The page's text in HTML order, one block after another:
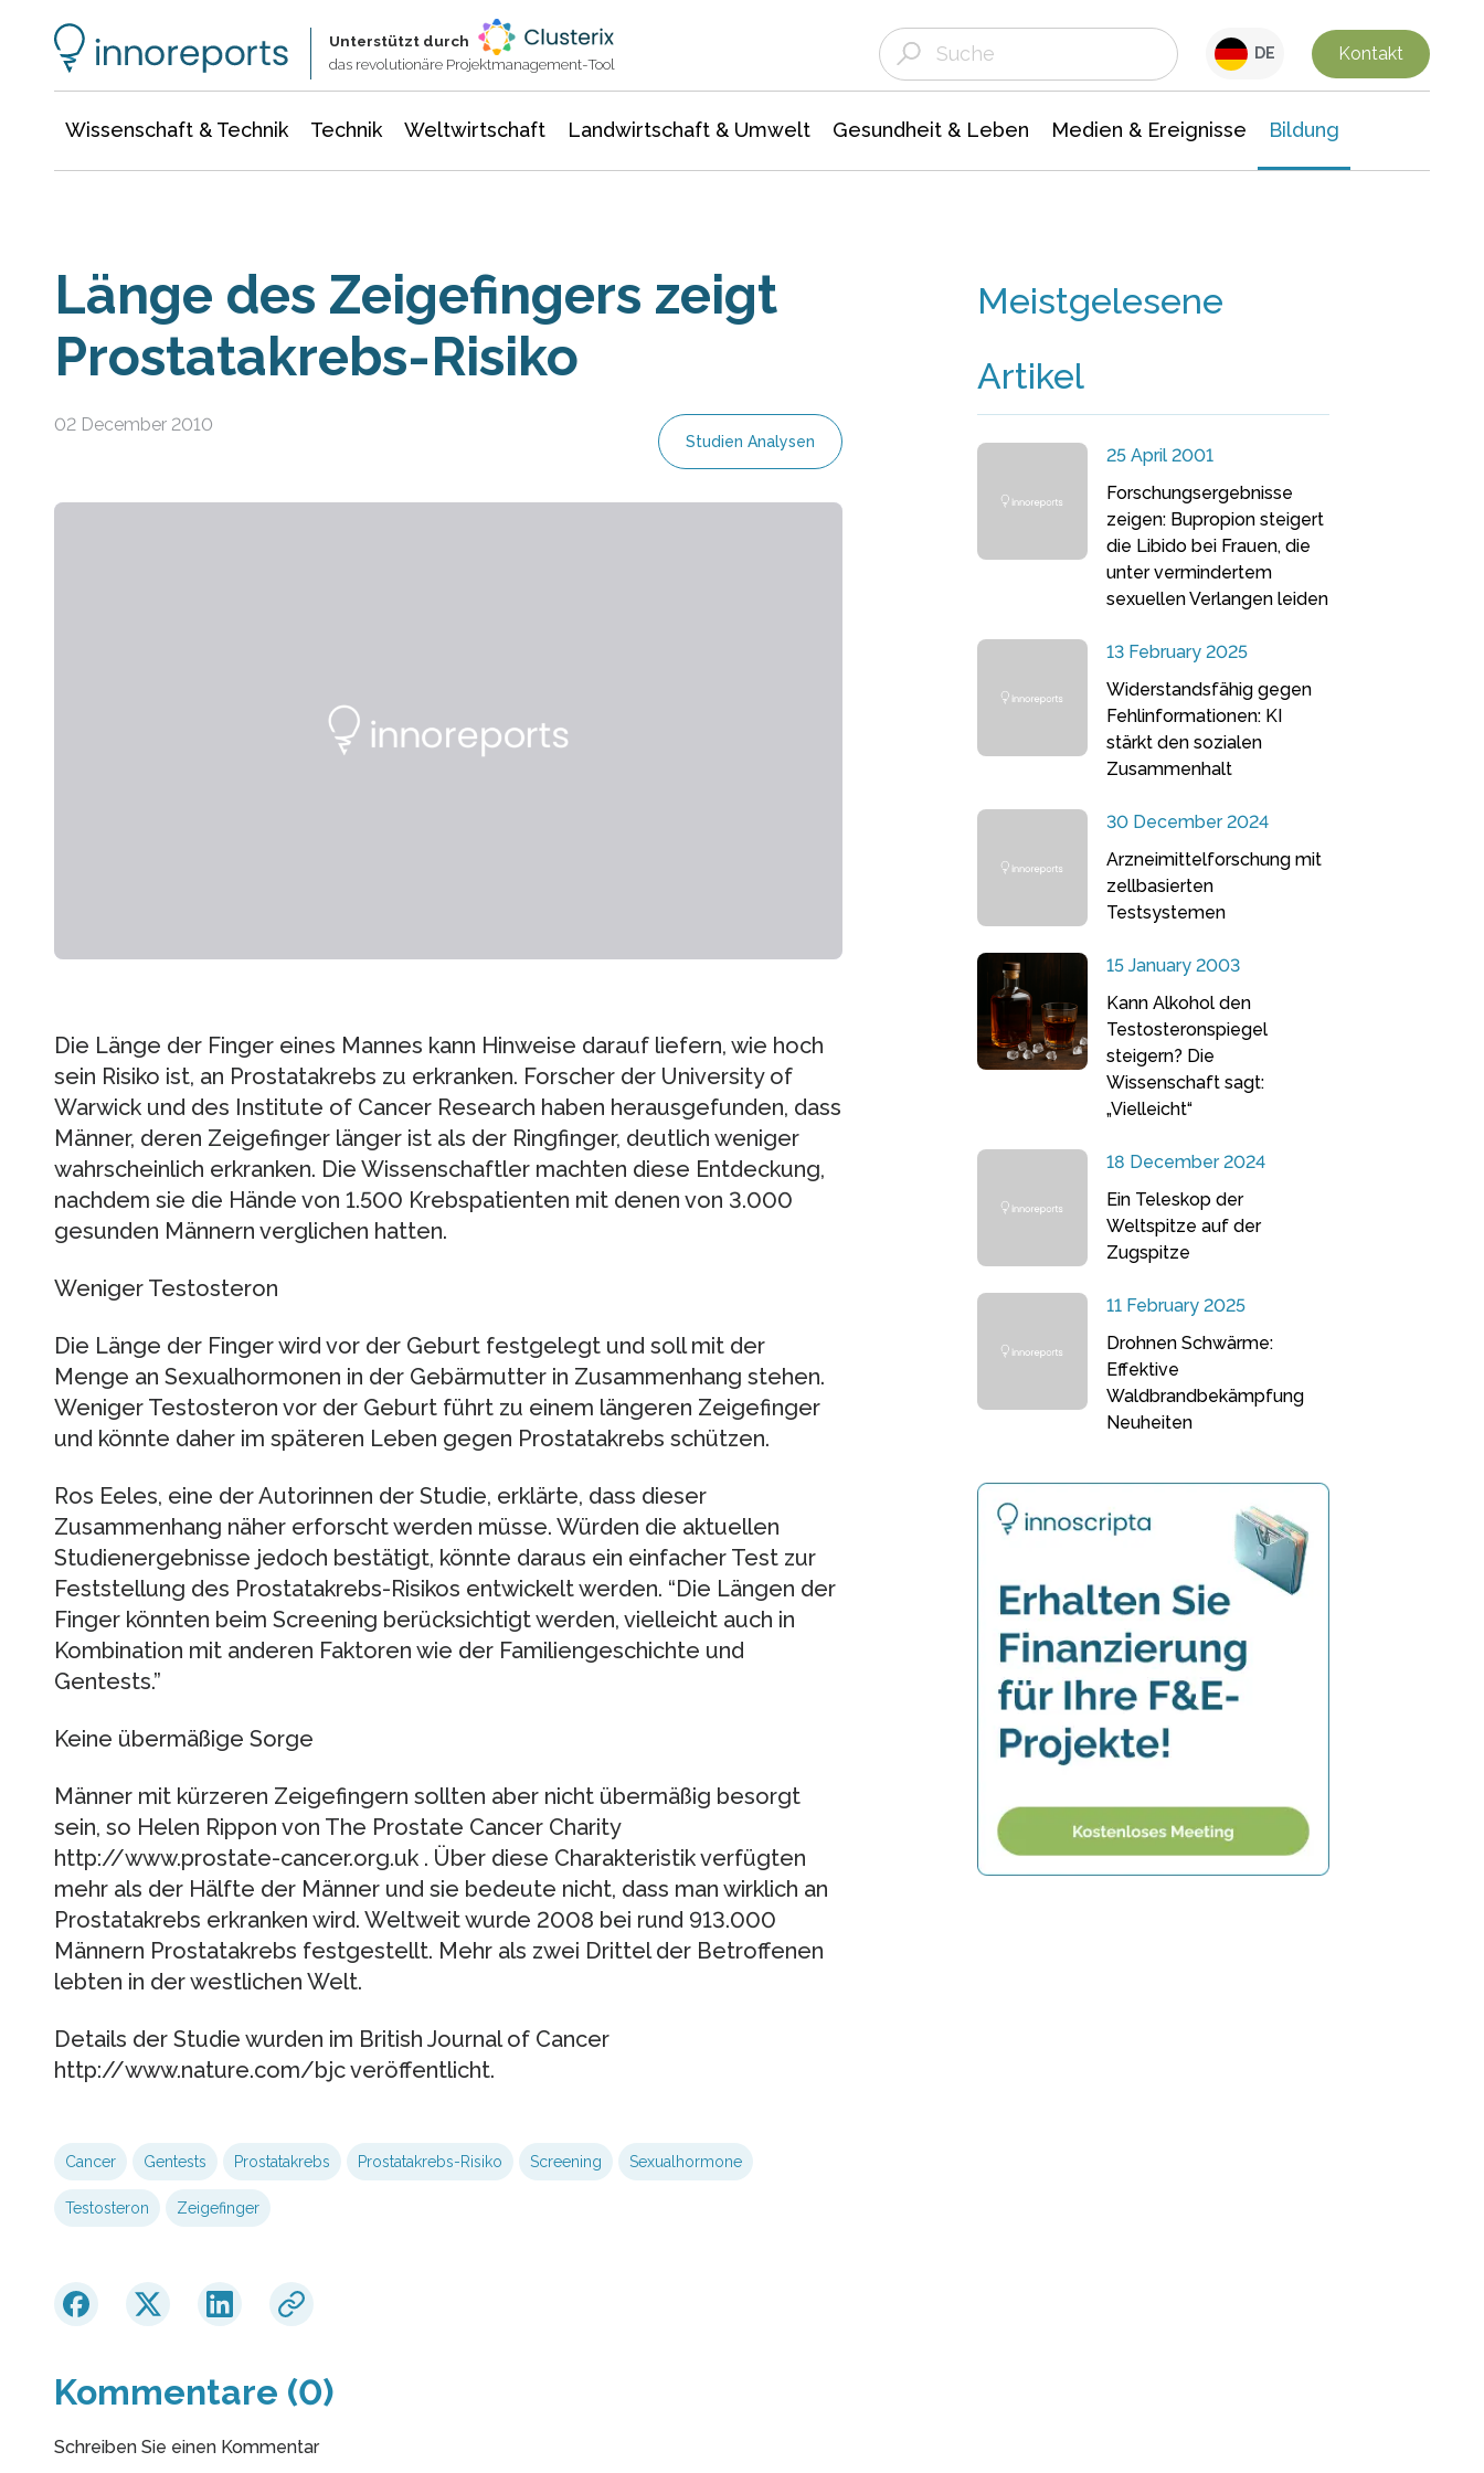
Unterstützt durch
das revolutionäre Projektmanagement-Tool
DE Kontakt
Wissenschaft & Technik Technik Weltwirtschaft Landwirtschaft & Umwelt Gesundheit & Leben Medien & Ereignisse Bildung
Länge des Zeigefingers zeigt
Prostatakrebs-Risiko
02 December 2010
Studien Analysen
Die Länge der Finger eines Mannes kann Hinweise darauf liefern, wie hoch
sein Risiko ist, an Prostatakrebs zu erkranken. Forscher der University of
Warwick und des Institute of Cancer Research haben herausgefunden, dass
Männer, deren Zeigefinger länger ist als der Ringfinger, deutlich weniger
wahrscheinlich erkranken. Die Wissenschaftler machten diese Entdeckung,
nachdem sie die Hände von 1.500 Krebspatienten mit denen von 3.000
gesunden Männern verglichen hatten.
Weniger Testosteron
Die Länge der Finger wird vor der Geburt festgelegt und soll mit der
Menge an Sexualhormonen in der Gebärmutter in Zusammenhang stehen.
Weniger Testosteron vor der Geburt führt zu einem längeren Zeigefinger
und könnte daher im späteren Leben gegen Prostatakrebs schützen.
Ros Eeles, eine der Autorinnen der Studie, erklärte, dass dieser
Zusammenhang näher erforscht werden müsse. Würden die aktuellen
Studienergebnisse jedoch bestätigt, könnte daraus ein einfacher Test zur
Feststellung des Prostatakrebs-Risikos entwickelt werden. “Die Längen der
Finger könnten beim Screening berücksichtigt werden, vielleicht auch in
Kombination mit anderen Faktoren wie der Familiengeschichte und
Gentests.”
Keine übermäßige Sorge
Männer mit kürzeren Zeigefingern sollten aber nicht übermäßig besorgt
sein, so Helen Rippon von The Prostate Cancer Charity
http://www.prostate-cancer.org.uk . Über diese Charakteristik verfügten
mehr als der Hälfte der Männer und sie bedeute nicht, dass man wirklich an
Prostatakrebs erkranken wird. Weltweit wurde 2008 bei rund 913.000
Männern Prostatakrebs festgestellt. Mehr als zwei Drittel der Betroffenen
lebten in der westlichen Welt.
Details der Studie wurden im British Journal of Cancer
http://www.nature.com/bjc veröffentlicht.
Cancer Gentests Prostatakrebs Prostatakrebs-Risiko Screening Sexualhormone
Testosteron Zeigefinger
Kommentare (0)
Schreiben Sie einen Kommentar
Meistgelesene
Artikel
25 April 2001
Forschungsergebnisse
zeigen: Bupropion steigert
die Libido bei Frauen, die
unter vermindertem
sexuellen Verlangen leiden
13 February 2025
Widerstandsfähig gegen
Fehlinformationen: KI
stärkt den sozialen
Zusammenhalt
30 December 2024
Arzneimittelforschung mit
zellbasierten
Testsystemen
15 January 2003
Kann Alkohol den
Testosteronspiegel
steigern? Die
Wissenschaft sagt:
„Vielleicht“
18 December 2024
Ein Teleskop der
Weltspitze auf der
Zugspitze
11 February 2025
Drohnen Schwärme:
Effektive
Waldbrandbekämpfung
Neuheiten